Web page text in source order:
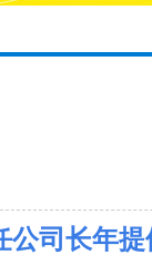
司长年